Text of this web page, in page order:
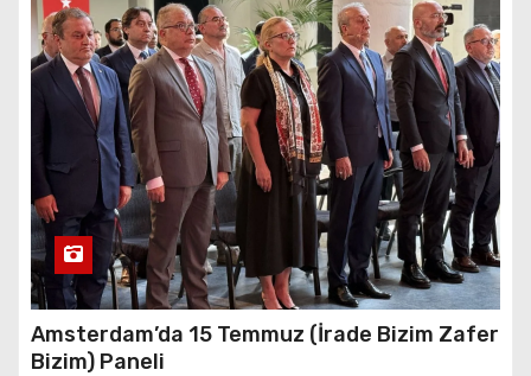
Amsterdam’da 15 Temmuz (İrade Bizim Zafer
Bizim) Paneli